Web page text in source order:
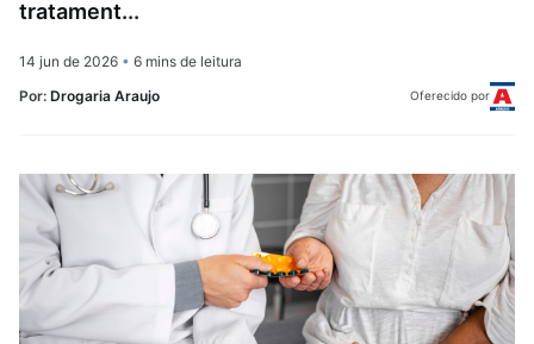
tratament...
14 jun de 2026 • 6 mins de leitura
Por: Drogaria Araujo Oferecido por